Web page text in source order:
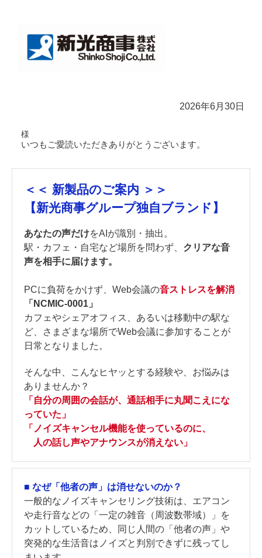
2026年6月30日
様
いつもご愛読いただきありがとうございます。
＜＜ 新製品のご案内 ＞＞
【新光商事グループ独自ブランド】
あなたの声だけをAIが識別・抽出。
駅・カフェ・自宅など場所を問わず、 クリアな音
声を相手に届けます。
PCに負荷をかけず、Web会議の音ストレスを解消
「NCMIC-0001」
カフェやシェアオフィス、あるいは移動中の駅な
ど、さまざまな場所でWeb会議に参加することが
日常となりました。
そんな中、こんなヒヤッとする経験や、お悩みは
ありませんか？
「自分の周囲の会話が、通話相手に丸聞こえにな
っていた」
「ノイズキャンセル機能を使っているのに、
人の話し声やアナウンスが消えない」
■ なぜ「他者の声」は消せないのか？
一般的なノイズキャンセリング技術は、エアコン
や走行音などの「一定の雑音（周波数帯域）」を
カットしているため、同じ人間の「他者の声」や
突発的な生活音はノイズと判別できずに残ってし